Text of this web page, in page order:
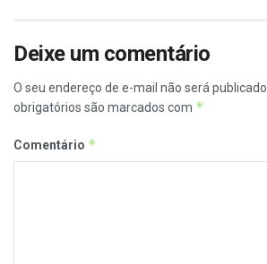
Deixe um comentário
O seu endereço de e-mail não será publicado.
obrigatórios são marcados com *
Comentário *